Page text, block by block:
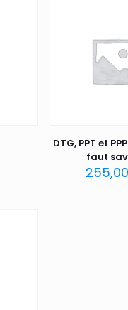
DTG, PPT et
faut
255,00